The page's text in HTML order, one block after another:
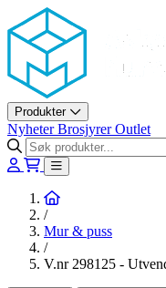
Askøy Murerverktøy AS
Produkter
NyheterBrosjyrerOutlet
Hjem
/
Mur & puss
/
V.nr 298125 -